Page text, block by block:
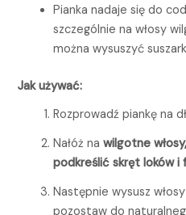
Pianka nadaje się do
szczególnie na włosy
można wysuszyć
Jak używać:
Rozprowadź piankę na
Nałóż nawilgotne
podkreślić skręt loków i
Następnie wysusz
pozostaw do